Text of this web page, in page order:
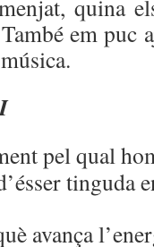
quina
em puc
pel qual
tinguda
avança